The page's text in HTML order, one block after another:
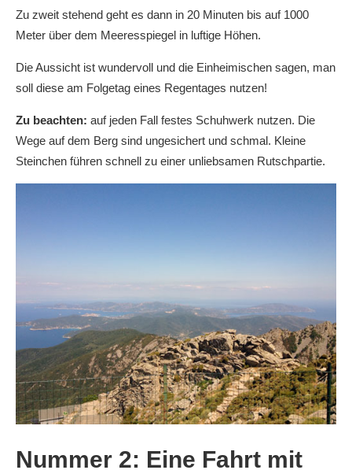
Zu zweit stehend geht es dann in 20 Minuten bis auf 1000
Meter über dem Meeresspiegel in luftige Höhen.
Die Aussicht ist wundervoll und die Einheimischen sagen, man
soll diese am Folgetag eines Regentages nutzen!
Zu beachten: auf jeden Fall festes Schuhwerk nutzen. Die
Wege auf dem Berg sind ungesichert und schmal. Kleine
Steinchen führen schnell zu einer unliebsamen Rutschpartie.
Nummer 2: Eine Fahrt mit